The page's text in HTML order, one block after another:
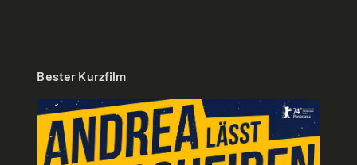
Bester Kurzfilm